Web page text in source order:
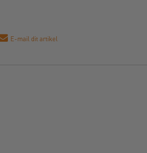
E-mail dit artikel